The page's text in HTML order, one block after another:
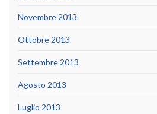
Novembre 2013
Ottobre 2013
Settembre 2013
Agosto 2013
Luglio 2013